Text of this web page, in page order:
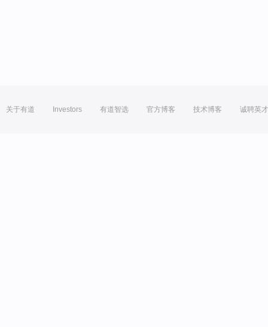
关于有道 Investors 有道智选 官方博客 技术博客 诚聘英才